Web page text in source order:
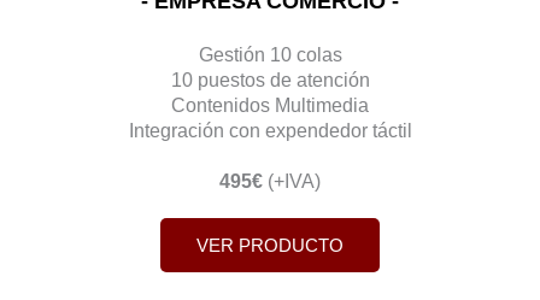
Gestión 10 colas
10 puestos de atención
Contenidos Multimedia
Integración con expendedor táctil
495€ (+IVA)
VER PRODUCTO